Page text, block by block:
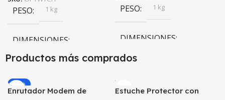
PESO 1 kg
DIMENSIONES
COLOR
PESO 1 kg
DIMENSIONES
10 × 10 × 10 cm
Productos más comprados
-20%
Enrutador Modem de
Estuche Protector con